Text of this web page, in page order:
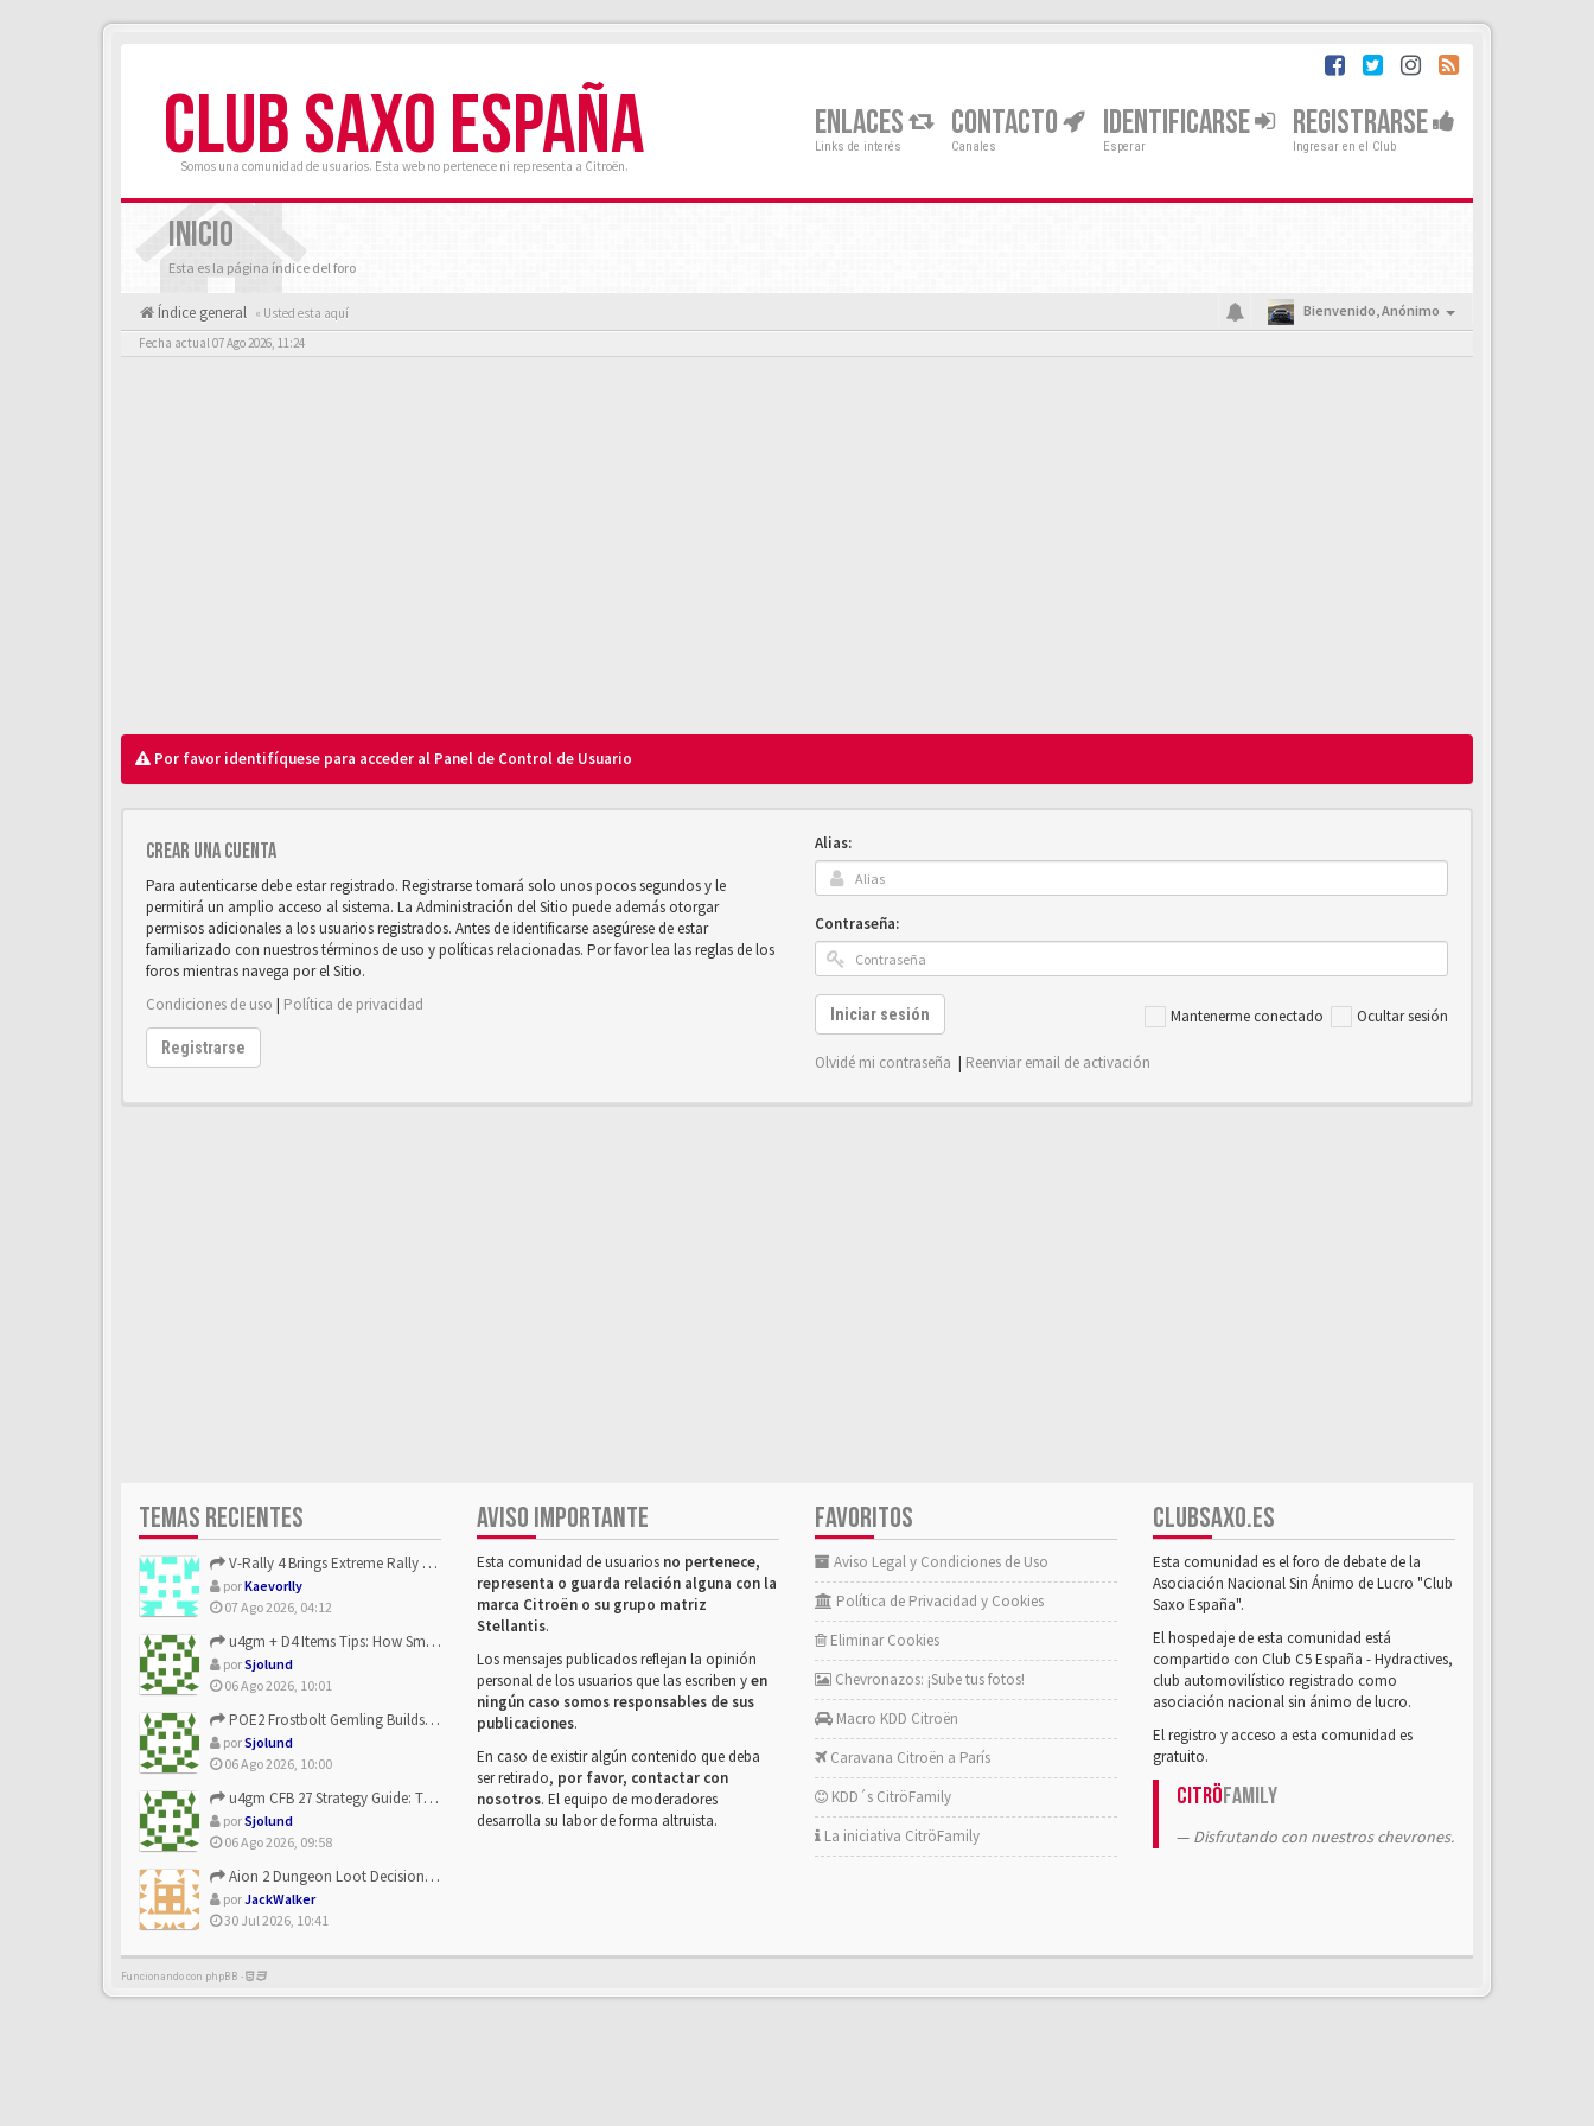
CLUB SAXO ESPAÑA
Somos una comunidad de usuarios. Esta web no pertenece ni representa a Citroën.
ENLACES
Links de interés
CONTACTO
Canales
IDENTIFICARSE
Esperar
REGISTRARSE
Ingresar en el Club
INICIO
Esta es la página índice del foro
Índice general « Usted esta aquí Bienvenido,Anónimo
Fecha actual 07 Ago 2026, 11:24
Por favor identifíquese para acceder al Panel de Control de Usuario
Crear una cuenta
Para autenticarse debe estar registrado. Registrarse tomará solo unos pocos segundos y le
permitirá un amplio acceso al sistema. La Administración del Sitio puede además otorgar
permisos adicionales a los usuarios registrados. Antes de identificarse asegúrese de estar
familiarizado con nuestros términos de uso y políticas relacionadas. Por favor lea las reglas de los
foros mientras navega por el Sitio.
Condiciones de uso | Política de privacidad
Registrarse
Alias:
Contraseña:
Mantenerme conectado Ocultar sesión
Iniciar sesión
Olvidé mi contraseña | Reenviar email de activación
TEMAS RECIENTES
V-Rally 4 Brings Extreme Rally Racing With Challenging Track...
porKaevorlly
07 Ago 2026, 04:12
u4gm + D4 Items Tips: How Smart Players Optimize Gear, Build...
porSjolund
06 Ago 2026, 10:01
POE2 Frostbolt Gemling Builds Get Stronger With u4gm’s Ice C...
porSjolund
06 Ago 2026, 10:00
u4gm CFB 27 Strategy Guide: The Toxic Offensive Scheme Your ...
porSjolund
06 Ago 2026, 09:58
Aion 2 Dungeon Loot Decisions: Smarter Runs With U4N
porJackWalker
30 Jul 2026, 10:41
AVISO IMPORTANTE
Esta comunidad de usuarios no pertenece,
representa o guarda relación alguna con la
marca Citroën o su grupo matriz
Stellantis.
Los mensajes publicados reflejan la opinión
personal de los usuarios que las escriben yen
ningún caso somos responsables de sus
publicaciones.
En caso de existir algún contenido que deba
ser retirado, por favor, contactar con
nosotros. El equipo de moderadores
desarrolla su labor de forma altruista.
FAVORITOS
Aviso Legal y Condiciones de Uso
Política de Privacidad y Cookies
Eliminar Cookies
Chevronazos: ¡Sube tus fotos!
Macro KDD Citroën
Caravana Citroën a París
KDD´s CitröFamily
La iniciativa CitröFamily
CLUBSAXO.ES
Esta comunidad es el foro de debate de la
Asociación Nacional Sin Ánimo de Lucro "Club
Saxo España".
El hospedaje de esta comunidad está
compartido con Club C5 España - Hydractives,
club automovilístico registrado como
asociación nacional sin ánimo de lucro.
El registro y acceso a esta comunidad es
gratuito.
CitröFamily
Disfrutando con nuestros chevrones.
Funcionando con phpBB -